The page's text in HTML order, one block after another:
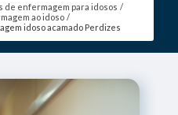
de enfermagem para idosos
ao idoso
idoso acamado Perdizes